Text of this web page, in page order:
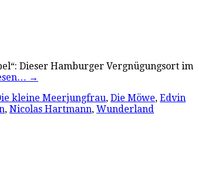
Dieser Hamburger Vergnügungsort im
→
kleine Meerjungfrau, Die Möwe, Edvin
, Nicolas Hartmann, Wunderland